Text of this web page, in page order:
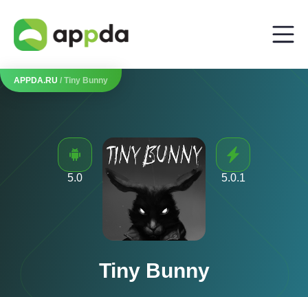
APPDA.RU / Tiny Bunny
5.0 5.0.1
Tiny Bunny